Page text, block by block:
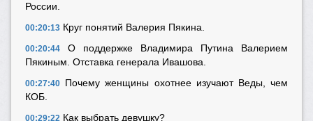
России.
00:20:13 Круг понятий Валерия Пякина.
00:20:44 О поддержке Владимира Путина Валерием
Пякиным. Отставка генерала Ивашова.
00:27:40 Почему женщины охотнее изучают Веды, чем
КОБ.
00:29:22 Как выбрать девушку?